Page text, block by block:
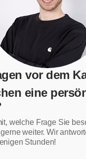
vor dem
eine
welche Frage Sie
weiter. Wir
Stunden!